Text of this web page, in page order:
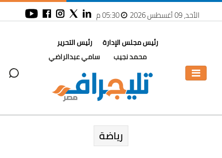
الأحد، 09 أغسطس 2026 05:30 م
رئيس مجلس الإدارة
محمد نجيب
رئيس التحرير
سامي عبدالراضي
رياضة